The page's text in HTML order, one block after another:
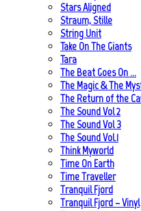
Stars Aligned
Straum, Stille
String Unit
Take On The Giants
Tara
The Beat Goes On …
The Magic & The
The Return of the
The Sound Vol 2
The Sound Vol 3
The Sound Vol.1
Think Myworld
Time On Earth
Time Traveller
Tranquil Fjord
Tranquil Fjord – Vinyl